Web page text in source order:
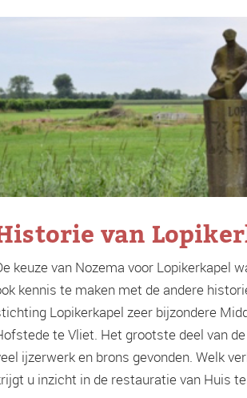
van
keuze van Nozema voor Lopikerkapel
kennis te maken met de andere
Lopikerkapel zeer bijzondere
te Vliet. Het grootste deel van
ijzerwerk en brons gevonden. Welk
u inzicht in de restauratie van Huis